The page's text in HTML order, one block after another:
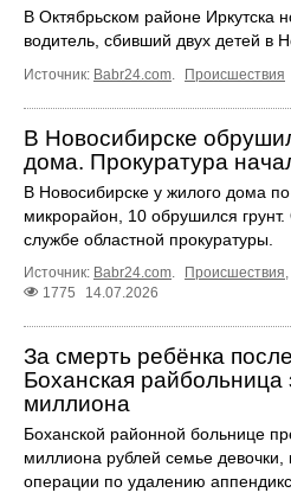
В Октябрьском районе Иркутска
водитель, сбивший двух детей в
Источник: Babr24.com Происшествия
В Новосибирске
дома. Прокуратура
В Новосибирске у жилого дома
микрорайон, 10 обрушился
службе областной прокуратуры.
Источник: Babr24.com Происшествия
1775
14.07.2026
За смерть ребёнка
Боханская райбольница
миллиона
Боханской районной больнице
миллиона рублей семье девочки,
операции по удалению